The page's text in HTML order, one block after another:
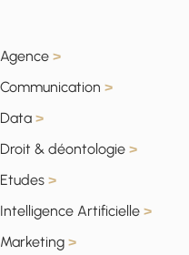
Agence >
Communication >
Data >
Droit & déontologie >
Etudes >
Intelligence Artificielle >
Marketing >